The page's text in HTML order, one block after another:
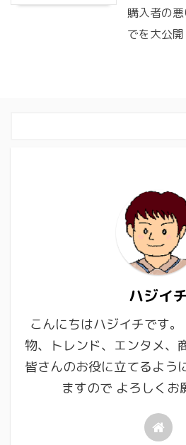
購入者の
でを大公開
ハジイチ
こんにちはハジイチです
物、トレンド、エンタメ、
皆さんのお役に立てるよう
ますので よろしくお